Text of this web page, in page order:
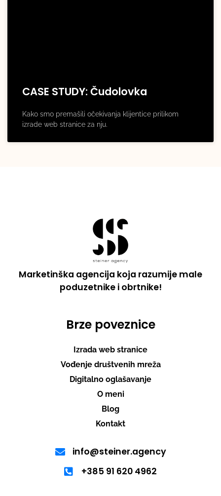
CASE STUDY: Čudolovka
Kako smo premašili očekivanja klijentice prilikom
izrade web stranice za nju.
Marketinška agencija koja razumije male
poduzetnike i obrtnike!
Brze poveznice
Izrada web stranice
Vođenje društvenih mreža
Digitalno oglašavanje
O meni
Blog
Kontakt
info@steiner.agency
+385 91 620 4962